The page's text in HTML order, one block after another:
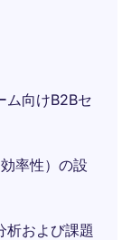
ム向けB2Bセ
率性）の設
析および課題